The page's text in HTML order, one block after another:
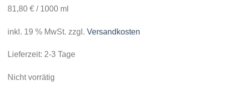
81,80 € / 1000 ml
inkl. 19 % MwSt. zzgl. Versandkosten
Lieferzeit: 2-3 Tage
Nicht vorrätig